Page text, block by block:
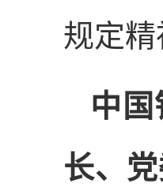
规定
中国
长、